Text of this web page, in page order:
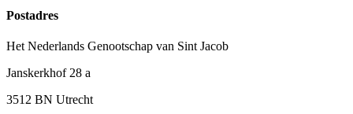
Postadres
Het Nederlands Genootschap van Sint Jacob
Janskerkhof 28 a
3512 BN Utrecht